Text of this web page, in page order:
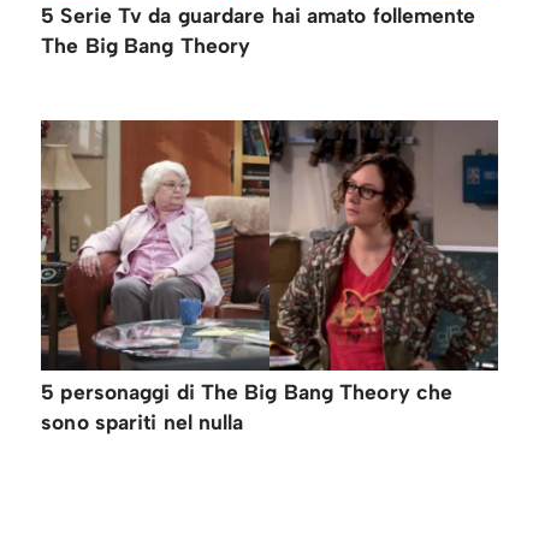
5 Serie Tv da guardare hai amato follemente
The Big Bang Theory
5 personaggi di The Big Bang Theory che
sono spariti nel nulla